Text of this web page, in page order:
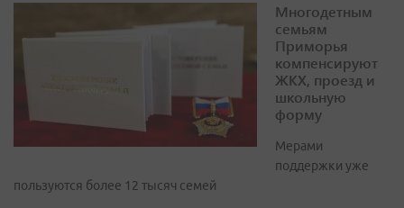
Многодетным
семьям
Приморья
компенсируют
ЖКХ, проезд и
школьную
форму
Мерами
поддержки уже
пользуются более 12 тысяч семей